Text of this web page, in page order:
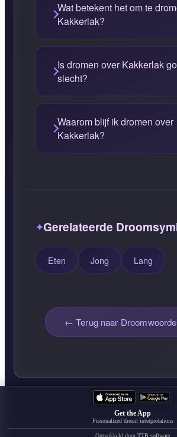
Wat betekent het om te
Kakkerlak?
Is dromen over Kakkerlak
slecht?
Waarom blijf ik dromen over
Kakkerlak?
Gerelateerde
Eten Jong Lang
← Terug naar
Get the App
Personalized dream interpretations
Ontwikkeld doorTTB.software